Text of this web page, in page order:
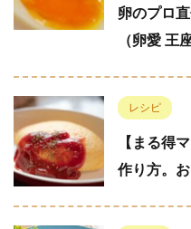
卵のプロ
（卵愛 王
レシピ
【まる得
作り方。